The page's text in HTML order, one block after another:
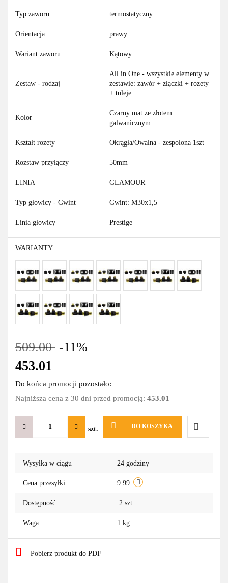
Typ zaworu termostatyczny
Orientacja prawy
Wariant zaworu Kątowy
Zestaw - rodzaj
All in One - wszystkie elementy w
zestawie: zawór + złączki + rozety
+ tuleje
Kolor
Czarny mat ze złotem
galwanicznym
Kształt rozety Okrągła/Owalna - zespolona 1szt
Rozstaw przyłączy 50mm
LINIA GLAMOUR
Typ głowicy - Gwint Gwint: M30x1,5
Linia głowicy Prestige
WARIANTY:
509.00 -11%
453.01
Do końca promocji pozostało:
Najniższa cena z 30 dni przed promocją: 453.01
szt. DO KOSZYKA
Do
Wysyłka w ciągu 24 godziny
Cena przesyłki 9.99
Dostępność 2 szt.
Waga 1 kg
Pobierz produkt do PDF